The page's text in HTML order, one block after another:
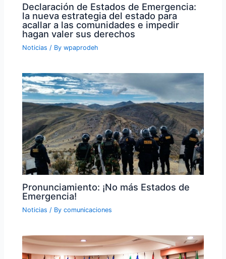
Declaración de Estados de Emergencia:
la nueva estrategia del estado para
acallar a las comunidades e impedir
hagan valer sus derechos
Noticias / Bywpaprodeh
Pronunciamiento: ¡No más Estados de
Emergencia!
Noticias / Bycomunicaciones